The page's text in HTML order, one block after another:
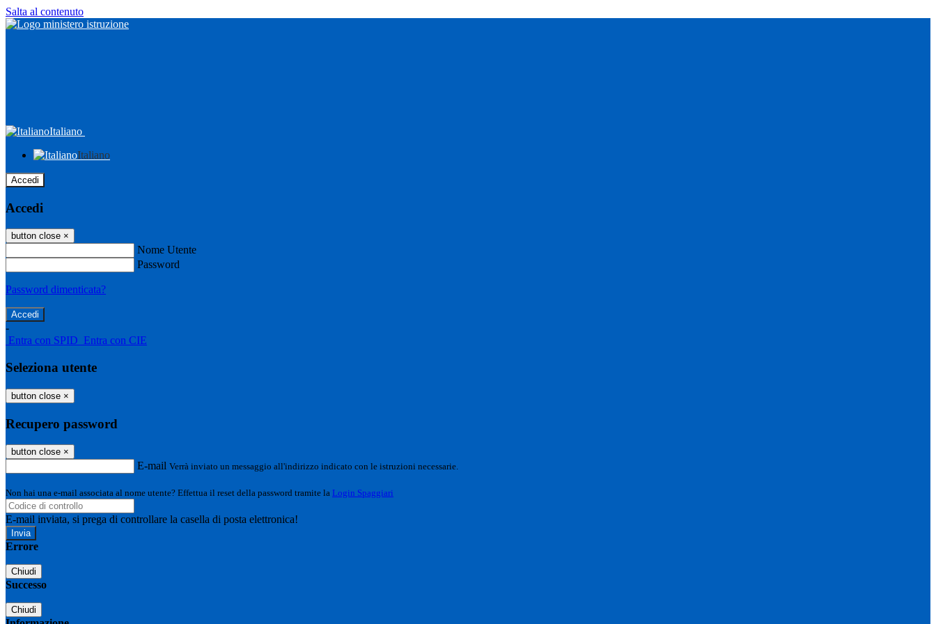
Salta al contenuto
Italiano
Italiano
Accedi
Accedi
button close ×
Nome Utente
Password
Password dimenticata?
-
Entra con SPID Entra con CIE
Seleziona utente
button close ×
Recupero password
button close ×
E-mail Verrà inviato un messaggio all'indirizzo indicato con le istruzioni necessarie.
Non hai una e-mail associata al nome utente? Effettua il reset della password tramite la Login Spaggiari
E-mail inviata, si prega di controllare la casella di posta elettronica!
Errore
Chiudi
Successo
Chiudi